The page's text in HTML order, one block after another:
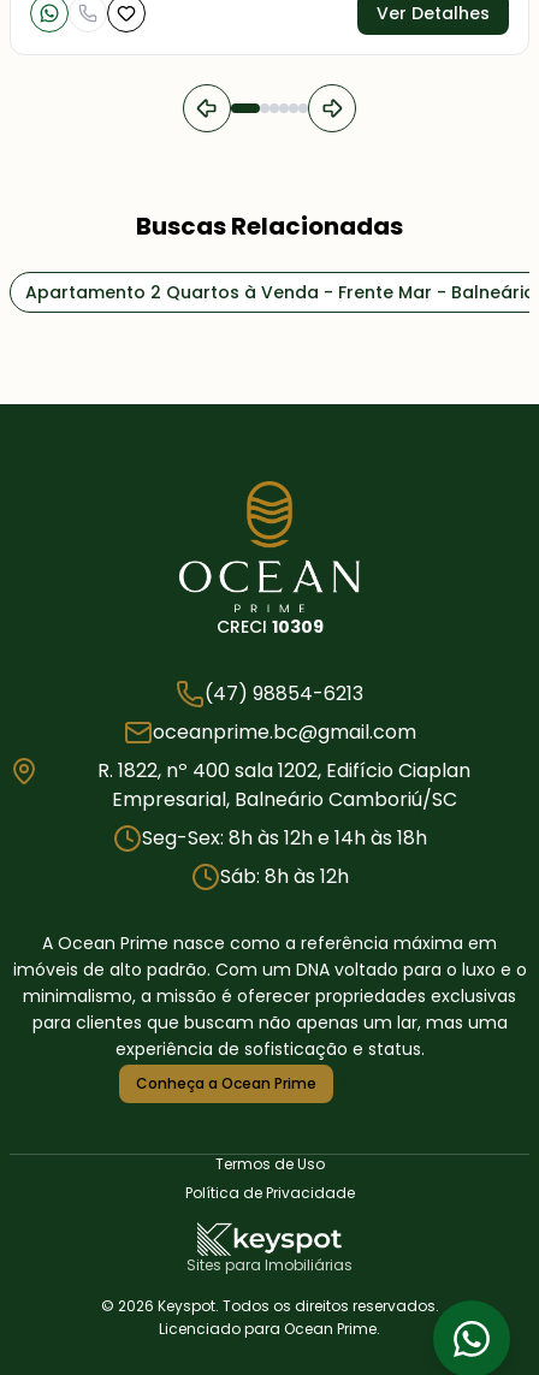
Ver Detalhes
Buscas Relacionadas
Apartamento 2 Quartos à Venda - Frente Mar -
CRECI 10309
(47) 98854-6213
oceanprime.bc@gmail.com
R. 1822, nº 400 sala 1202, Edifício Ciaplan
Empresarial, Balneário Camboriú/SC
Seg-Sex: 8h às 12h e 14h às 18h
Sáb: 8h às 12h
A Ocean Prime nasce como a referência máxima em
imóveis de alto padrão. Com um DNA voltado para o luxo e o
minimalismo, a missão é oferecer propriedades exclusivas
para clientes que buscam não apenas um lar, mas uma
experiência de sofisticação e status.
Conheça a Ocean Prime
Termos de Uso
Política de Privacidade
Sites para Imobiliárias
© 2026 Keyspot. Todos os direitos reservados.
Licenciado para Ocean Prime.